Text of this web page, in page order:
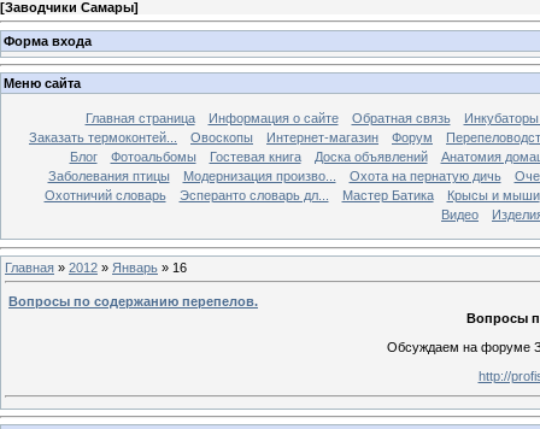
[Заводчики Самары]
Форма входа
Меню сайта
Главная страница Информация о сайте Обратная связь
Заказать термоконтей...
Овоскопы Интернет-магазин Форум
Блог
Фотоальбомы Гостевая книга Доска объявлений
Анатомия
Заболевания птицы
Модернизация произво... Охота на пернатую дичь
Охотничий словарь
Эсперанто словарь дл... Мастер Батика
Крысы и мыши
Видео
Главная » 2012 » Январь » 16
Вопросы по содержанию перепелов.
Вопросы
Обсуждаем на форуме
http://